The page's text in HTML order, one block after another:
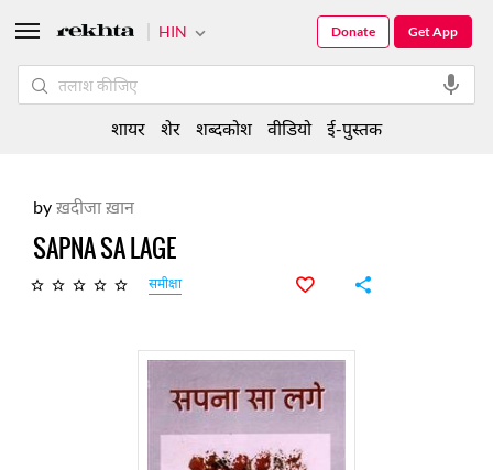
byख़दीजा ख़ान
SAPNA SA LAGE
समीक्षा
HIN Get App
Donate
शायर शेर शब्दकोश वीडियो ई-पुस्तक